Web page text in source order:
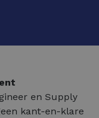
en Supply
kant-en-klare